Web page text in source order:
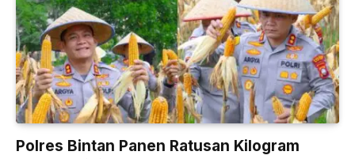
Polres Bintan Panen Ratusan Kilogram